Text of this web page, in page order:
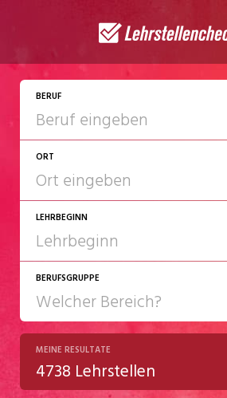
BERUF
ORT
LEHRBEGINN
2027
2028
BERUFSGRUPPE
Chemie/Pharma
Gastgewerbe
MEINE RESULTATE
4738 Lehrstellen